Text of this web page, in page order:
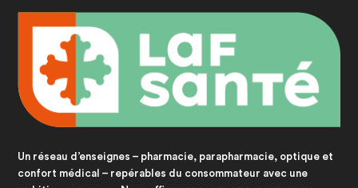
Un réseau d’enseignes – pharmacie, parapharmacie, optique et
confort médical – repérables du consommateur avec une